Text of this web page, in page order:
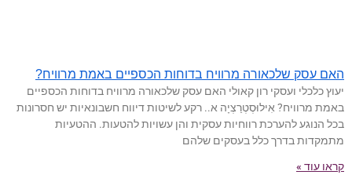
האם עסק שלכאורה מרוויח בדוחות הכספיים באמת מרוויח?
יעוץ כלכלי ועסקי רון קאולי האם עסק שלכאורה מרוויח בדוחות הכספיים
באמת מרוויח? אִילוּסְטְרַצְיָה א.. רקע לשיטות דיווח חשבונאיות יש חסרונות
בכל הנוגע להערכת רווחיות עסקית והן עשויות להטעות. ההטעיות
מתמקדות בדרך כלל בעסקים שלהם
קראו עוד »